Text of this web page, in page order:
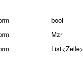
bool
Mzr
List<Zeile>